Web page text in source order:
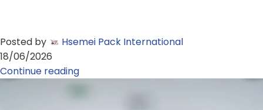
Posted by
Hsemei Pack International
18/06/2026
Continue reading